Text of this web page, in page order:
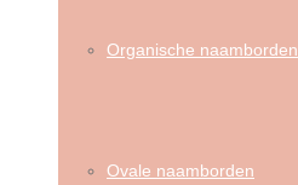
Organische naamborden
Ovale naamborden